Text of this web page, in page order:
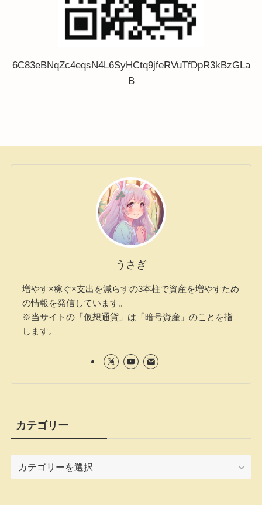
6C83eBNqZc4eqsN4L6SyHCtq9jfeRVuTfDpR3kBzGLa
B
うさぎ
増やす×稼ぐ×支出を減らすの3本柱で資産を増やすため
の情報を発信しています。
※当サイトの「仮想通貨」は「暗号資産」のことを指
します。
カテゴリー